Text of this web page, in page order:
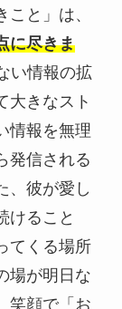
と」は、
に尽きま
い情報の拡
大きなスト
情報を無理
発信される
、彼が愛し
けること
てくる場所
場が明日な
笑顔で「お